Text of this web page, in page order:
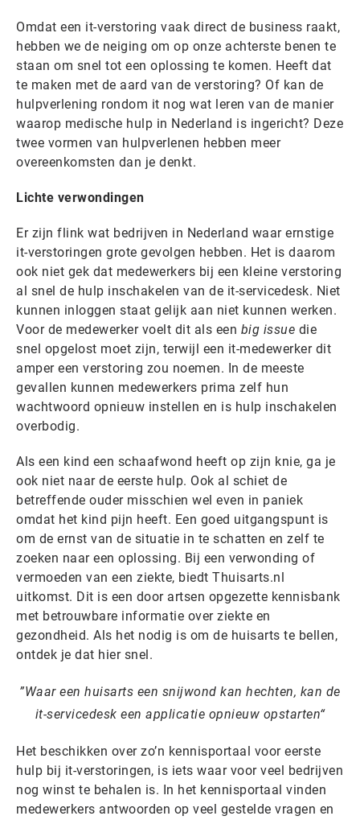
Omdat een it-verstoring vaak direct de business raakt,
hebben we de neiging om op onze achterste benen te
staan om snel tot een oplossing te komen. Heeft dat
te maken met de aard van de verstoring? Of kan de
hulpverlening rondom it nog wat leren van de manier
waarop medische hulp in Nederland is ingericht? Deze
twee vormen van hulpverlenen hebben meer
overeenkomsten dan je denkt.
Lichte verwondingen
Er zijn flink wat bedrijven in Nederland waar ernstige
it-verstoringen grote gevolgen hebben. Het is daarom
ook niet gek dat medewerkers bij een kleine verstoring
al snel de hulp inschakelen van de it-servicedesk. Niet
kunnen inloggen staat gelijk aan niet kunnen werken.
Voor de medewerker voelt dit als een big issue die
snel opgelost moet zijn, terwijl een it-medewerker dit
amper een verstoring zou noemen. In de meeste
gevallen kunnen medewerkers prima zelf hun
wachtwoord opnieuw instellen en is hulp inschakelen
overbodig.
Als een kind een schaafwond heeft op zijn knie, ga je
ook niet naar de eerste hulp. Ook al schiet de
betreffende ouder misschien wel even in paniek
omdat het kind pijn heeft. Een goed uitgangspunt is
om de ernst van de situatie in te schatten en zelf te
zoeken naar een oplossing. Bij een verwonding of
vermoeden van een ziekte, biedt Thuisarts.nl
uitkomst. Dit is een door artsen opgezette kennisbank
met betrouwbare informatie over ziekte en
gezondheid. Als het nodig is om de huisarts te bellen,
ontdek je dat hier snel.
Waar een huisarts een snijwond kan hechten, kan de
it-servicedesk een applicatie opnieuw opstarten
Het beschikken over zo’n kennisportaal voor eerste
hulp bij it-verstoringen, is iets waar voor veel bedrijven
nog winst te behalen is. In het kennisportaal vinden
medewerkers antwoorden op veel gestelde vragen en